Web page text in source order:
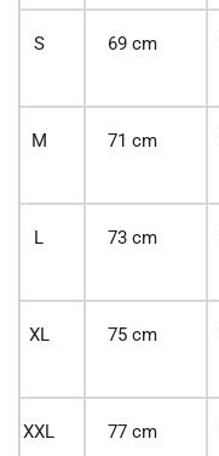
S 69 cm
M 71 cm
L 73 cm
XL 75 cm
XXL 77 cm